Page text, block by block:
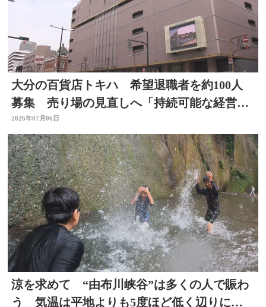
大分の百貨店トキハ 希望退職者を約100人
募集 売り場の見直しへ「持続可能な経営体
制構築のため」
2026年07月06日
涼を求めて “由布川峡谷”は多くの人で賑わ
う 気温は平地よりも5度ほど低く辺りには